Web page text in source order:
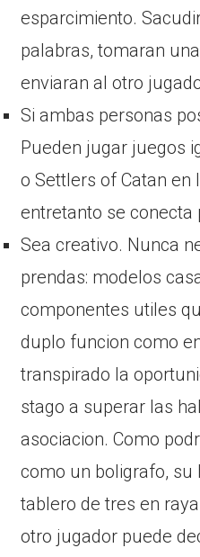
esparcimiento.
palabras, tomaran
enviaran al otro
Si ambas personas
Pueden jugar juegos
o Settlers of Catan en
entretanto se conecta
Sea creativo. Nunca
prendas: modelos
componentes utiles
duplo funcion como
transpirado la
stago a superar las
asociacion. Como
como un boligrafo, su
tablero de tres en
otro jugador puede